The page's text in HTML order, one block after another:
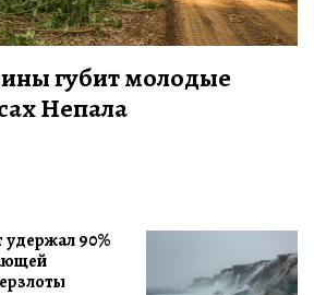
губит молодые
Непала
удержал 90%